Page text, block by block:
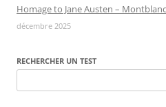
Homage to Jane Austen –
décembre 2025
RECHERCHER UN TEST